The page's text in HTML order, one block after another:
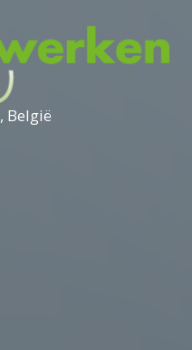
België